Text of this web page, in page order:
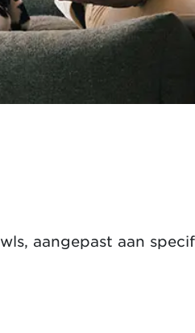
aangepast aan